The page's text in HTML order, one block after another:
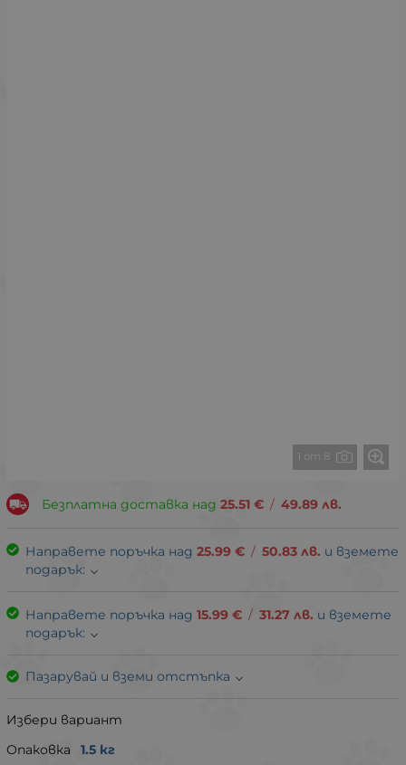
1 от 8
Безплатна доставка над 25.51 € / 49.89 лв.
Направете поръчка над 25.99 € / 50.83 лв. и вземете
подарък:
Направете поръчка над 15.99 € / 31.27 лв. и вземете
подарък:
Пазарувай и вземи отстъпка
Избери вариант
Опаковка
1.5 кг